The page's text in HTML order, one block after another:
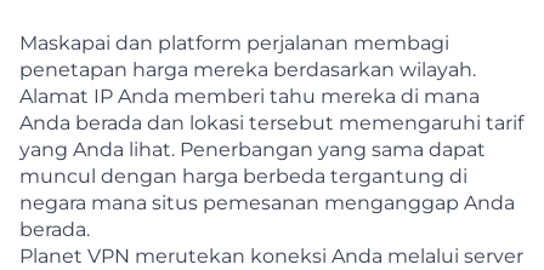
Maskapai dan platform perjalanan membagi
penetapan harga mereka berdasarkan wilayah.
Alamat IP Anda memberi tahu mereka di mana
Anda berada dan lokasi tersebut memengaruhi tarif
yang Anda lihat. Penerbangan yang sama dapat
muncul dengan harga berbeda tergantung di
negara mana situs pemesanan menganggap Anda
berada.
Planet VPN merutekan koneksi Anda melalui server